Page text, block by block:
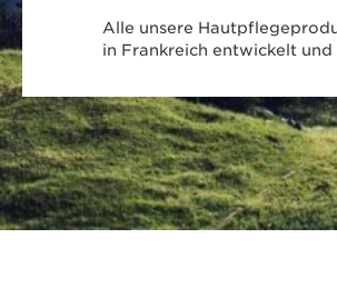
Alle unsere
in Frankreich entwickelt